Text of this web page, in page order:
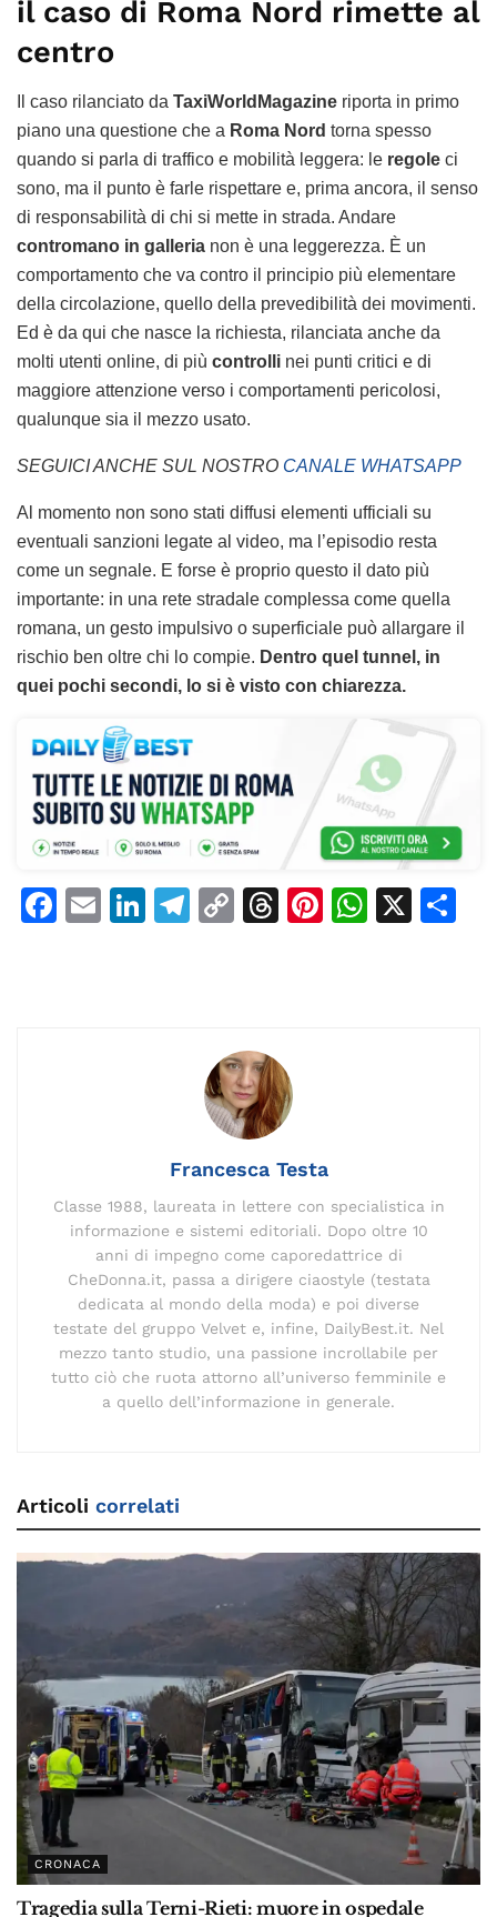
il caso di Roma Nord rimette al
centro
Il caso rilanciato da TaxiWorldMagazine riporta in primo
piano una questione che a Roma Nord torna spesso
quando si parla di traffico e mobilità leggera: le regole ci
sono, ma il punto è farle rispettare e, prima ancora, il senso
di responsabilità di chi si mette in strada. Andare
contromano in galleria non è una leggerezza. È un
comportamento che va contro il principio più elementare
della circolazione, quello della prevedibilità dei movimenti.
Ed è da qui che nasce la richiesta, rilanciata anche da
molti utenti online, di più controlli nei punti critici e di
maggiore attenzione verso i comportamenti pericolosi,
qualunque sia il mezzo usato.
SEGUICI ANCHE SUL NOSTRO CANALE WHATSAPP
Al momento non sono stati diffusi elementi ufficiali su
eventuali sanzioni legate al video, ma l’episodio resta
come un segnale. E forse è proprio questo il dato più
importante: in una rete stradale complessa come quella
romana, un gesto impulsivo o superficiale può allargare il
rischio ben oltre chi lo compie. Dentro quel tunnel, in
quei pochi secondi, lo si è visto con chiarezza.
F
E
Li
T
m
C
Li
n
k
T
s
Pi
W
X
Francesca Testa
Classe 1988, laureata in lettere con specialistica in
informazione e sistemi editoriali. Dopo oltre 10
anni di impegno come caporedattrice di
CheDonna.it, passa a dirigere ciaostyle (testata
dedicata al mondo della moda) e poi diverse
testate del gruppo Velvet e, infine, DailyBest.it. Nel
mezzo tanto studio, una passione incrollabile per
tutto ciò che ruota attorno all’universo femminile e
a quello dell’informazione in generale.
Articoli correlati
CRONACA
Tragedia sulla Terni-Rieti: muore in ospedale